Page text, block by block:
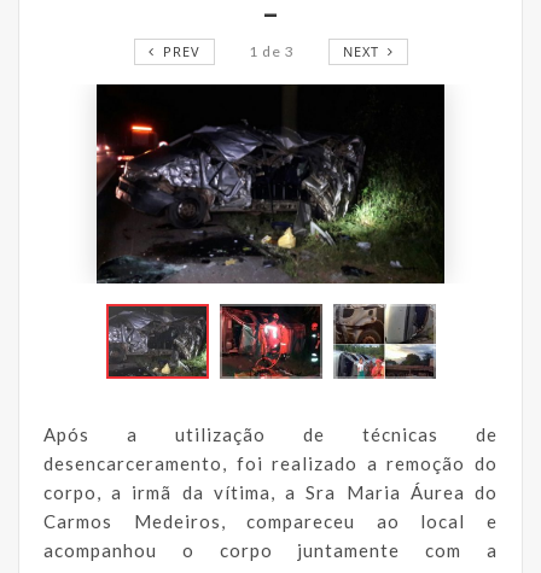
PREV 1 de 3 NEXT
Após a utilização de técnicas de
desencarceramento, foi realizado a remoção do
corpo, a irmã da vítima, a Sra Maria Áurea do
Carmos Medeiros, compareceu ao local e
acompanhou o corpo juntamente com a